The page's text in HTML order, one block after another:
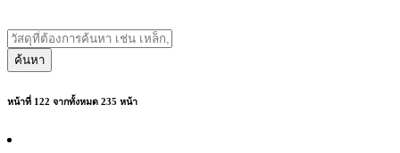
ค้นหา
หน้าที่ 122 จากทั้งหมด 235 หน้า